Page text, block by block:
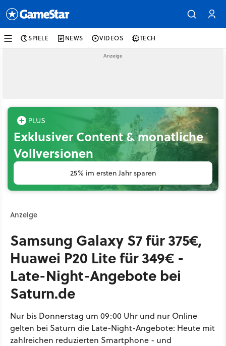
SPIELE NEWS VIDEOS TECH
Exklusiver Content & monatliche
Vollversionen
25% im ersten Jahr sparen
Anzeige
Samsung Galaxy S7 für 375€,
Huawei P20 Lite für 349€ -
Late-Night-Angebote bei
Saturn.de
Nur bis Donnerstag um 09:00 Uhr und nur Online
gelten bei Saturn die Late-Night-Angebote: Heute mit
zahlreichen reduzierten Smartphone - und